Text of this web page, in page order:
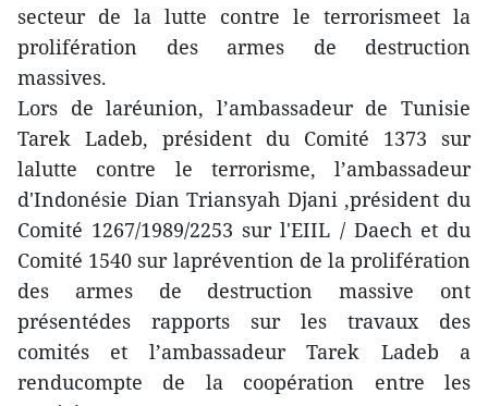
secteur de la lutte contre le terrorismeet la
prolifération des armes de destruction
massives.
Lors de laréunion, l’ambassadeur de Tunisie
Tarek Ladeb, président du Comité 1373 sur
lalutte contre le terrorisme, l’ambassadeur
d'Indonésie Dian Triansyah Djani ,président du
Comité 1267/1989/2253 sur l'EIIL / Daech et du
Comité 1540 sur laprévention de la prolifération
des armes de destruction massive ont
présentédes rapports sur les travaux des
comités et l’ambassadeur Tarek Ladeb a
renducompte de la coopération entre les